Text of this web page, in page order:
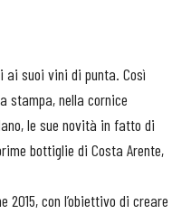
suoi vini di punta. Così
stampa, nella cornice
le sue novità in fatto di
bottiglie di Costa Arente,
con l’obiettivo di creare